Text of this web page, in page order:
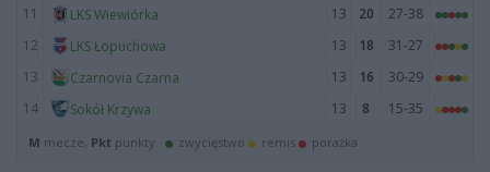
11
LKS Wiewiórka 13 20
27-38
12
LKS Łopuchowa 13 18
31-27
13
Czarnovia Czarna 13 16
30-29
14
Sokół Krzywa 13 8 15-35
M mecze, Pkt punkty · zwycięstwo remis porażka